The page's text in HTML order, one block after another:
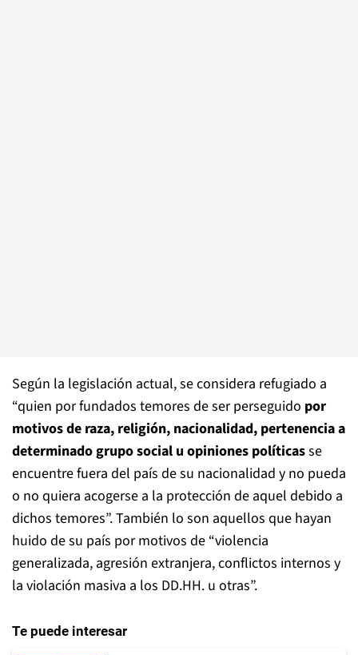
Según la legislación actual, se considera refugiado a
“quien por fundados temores de ser perseguido por
motivos de raza, religión, nacionalidad, pertenencia a
determinado grupo social u opiniones políticasse
encuentre fuera del país de su nacionalidad y no pueda
o no quiera acogerse a la protección de aquel debido a
dichos temores”. También lo son aquellos que hayan
huido de su país por motivos de “violencia
generalizada, agresión extranjera, conflictos internos y
la violación masiva a los DD.HH. u otras”.
Te puede interesar